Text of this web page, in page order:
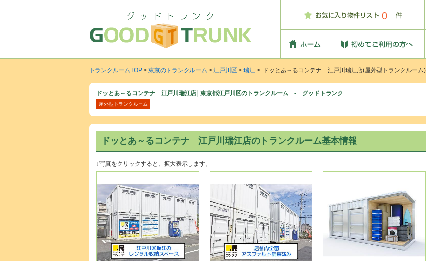
0
トランクルームTOP > 東京のトランクルーム > 江戸川区 > 瑞江 > ドッとあ～るコンテナ 江戸川瑞江店(屋外型トランクルーム)
ドッとあ～るコンテナ 江戸川瑞江店│東京都江戸川区のトランクルーム - グッドトランク
屋外型トランクルーム
ドッとあ～るコンテナ 江戸川瑞江店のトランクルーム基本情報
↓写真をクリックすると、拡大表示します。